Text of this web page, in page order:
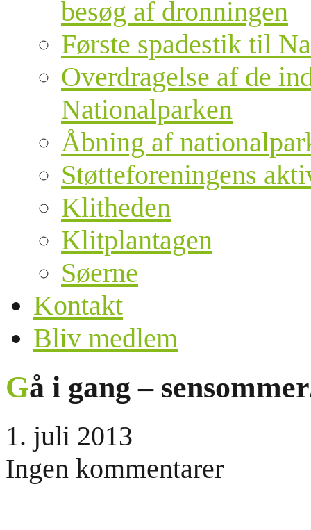
besøg af dronningen
Første spadestik til
Overdragelse af de
Nationalparken
Åbning af
Støtteforeningens
Klitheden
Klitplantagen
Søerne
Kontakt
Bliv medlem
Gå i gang –
1. juli 2013
Ingen kommentarer